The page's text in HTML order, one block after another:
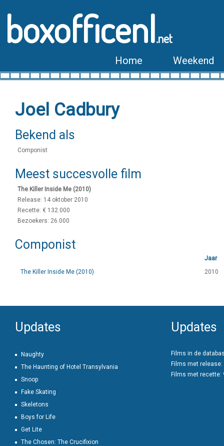
boxofficenl.net
Home Weekend
Joel Cadbury
Bekend als
Componist
Meest succesvolle film
The Killer Inside Me (2010)
Release: 14 oktober 2010
Recette: € 132.000
Bezoekers: 26.000
Componist
Jaar
The Killer Inside Me (2010)
2010
Updates
Naughty
The Haunting of Hotel Transylvania
Snoop
Fake Skating
Skeletons
Boys for Life
Get Lite
The Chosen: The Crucifixion
Updates
Films in de
Films met release:
Films met recette: